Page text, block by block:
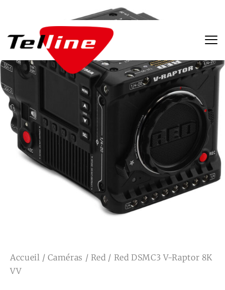
Accueil /Caméras / Red / Red DSMC3 V-Raptor 8K
VV